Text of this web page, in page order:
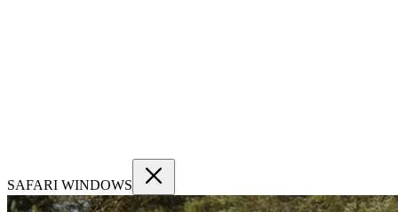
SAFARI WINDOWS